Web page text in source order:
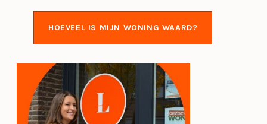
HOEVEEL IS MIJN WONING WAARD?